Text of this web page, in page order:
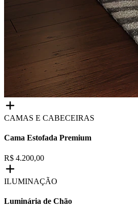
CAMAS E CABECEIRAS
Cama Estofada Premium
R$ 4.200,00
ILUMINAÇÃO
Luminária de Chão